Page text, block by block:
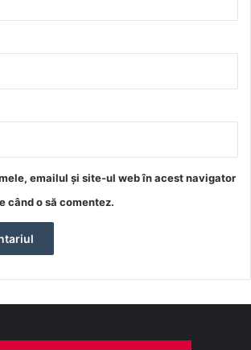
emailul și site-ul web în acest navigator
când o să comentez.